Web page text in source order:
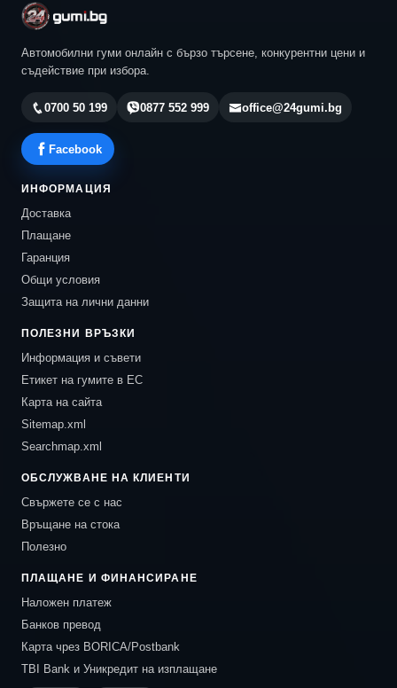
Автомобилни гуми онлайн с бързо търсене, конкурентни цени и
съдействие при избора.
0700 50 199 0877 552 999 office@24gumi.bg
Facebook
ИНФОРМАЦИЯ
Доставка
Плащане
Гаранция
Общи условия
Защита на лични данни
ПОЛЕЗНИ ВРЪЗКИ
Информация и съвети
Етикет на гумите в ЕС
Карта на сайта
Sitemap.xml
Searchmap.xml
ОБСЛУЖВАНЕ НА КЛИЕНТИ
Свържете се с нас
Връщане на стока
Полезно
ПЛАЩАНЕ И ФИНАНСИРАНЕ
Наложен платеж
Банков превод
Карта чрез BORICA/Postbank
TBI Bank и Уникредит на изплащане